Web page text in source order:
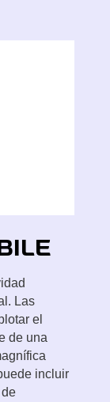
Las
el
de una
incluir